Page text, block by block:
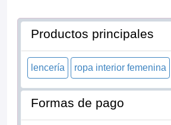
Productos principales
lencería ropa interior femenina
Formas de pago